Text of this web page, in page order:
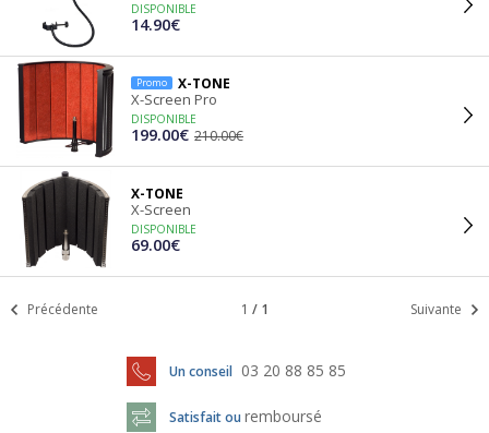
DISPONIBLE
14.90€
Promo X-TONE
X-Screen Pro
DISPONIBLE
199.00€ 210.00€
X-TONE
X-Screen
DISPONIBLE
69.00€
Précédente 1 / 1 Suivante
Un conseil 03 20 88 85 85
Satisfait ou remboursé